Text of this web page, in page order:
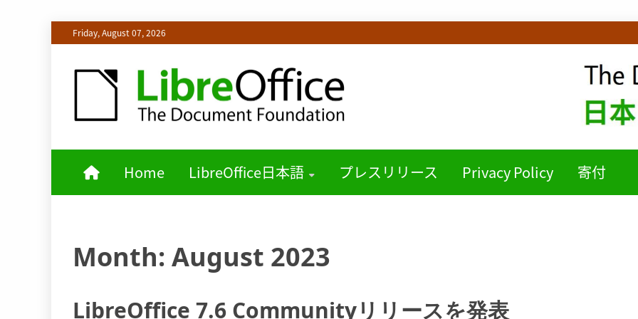
Skip
content
Friday, August 07, 2026
LIBREOFFICE日本語チーム
Home LibreOffice日本語 プレスリリース Privacy Policy 寄付
Month: August 2023
LibreOffice 7.6 Communityリリースを発表